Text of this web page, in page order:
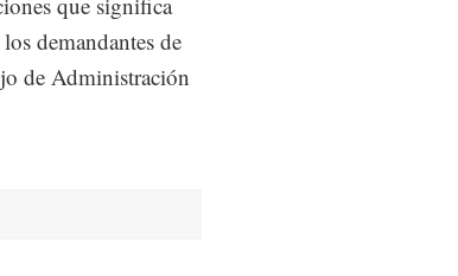
demandantes de
de Administración